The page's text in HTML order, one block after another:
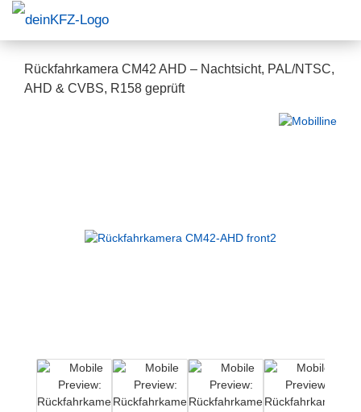
Rückfahrkamera CM42 AHD – Nachtsicht, PAL/NTSC,
AHD & CVBS, R158 geprüft